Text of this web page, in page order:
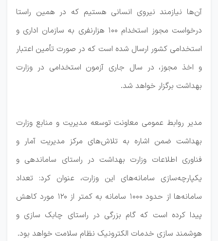
آن‌ها نیازمند نیروی انسانی هستیم که در همین راستا
درخواست مجوز استخدام ۱۰۰ هزارنفری به سازمان اداری و
استخدامی کشور ارسال شده است که در صورت تأمین اعتبار
و اخذ مجوز، در سال جاری آزمون استخدامی در وزارت
بهداشت برگزار خواهد شد.
مدیر روابط عمومی معاونت توسعه مدیریت و منابع وزارت
بهداشت ضمن اشاره به تلاش‌های مرکز مدیریت آمار و
فناوری اطلاعات وزارت بهداشت در راستای ساماندهی و
یکپارچه‌سازی سامانه‌های این وزارت، عنوان کرد: تعداد
سامانه‌ها از حدود ۱۰۰۰ سامانه به کمتر از ۱۲۰ مورد کاهش
پیدا کرده است که گام بزرگی در راستای چابک سازی و
هوشمند سازی خدمات الکترونیک نظام سلامت خواهد بود.